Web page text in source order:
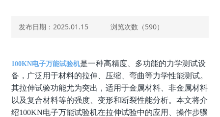
发布日期：2025.01.15 浏览次数（590）
100KN电子万能试验机是一种高精度、多功能的力学测试设
备，广泛用于材料的拉伸、压缩、弯曲等力学性能测试。
其拉伸试验功能尤为突出，适用于金属材料、非金属材料
以及复合材料等的强度、变形和断裂性能分析。本文将介
绍100KN电子万能试验机在拉伸试验中的应用、操作步骤